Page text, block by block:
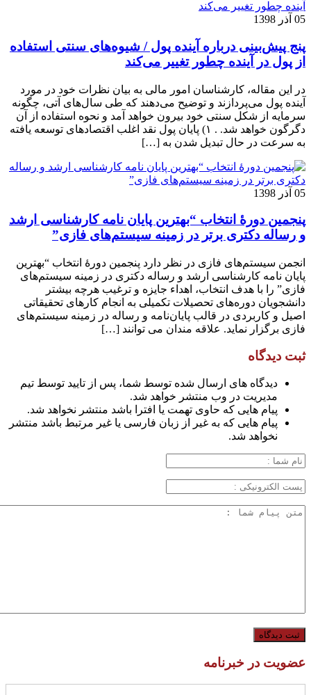
05 آذر 1398
پنج پیش‌بینی درباره آینده پول / شیوه‌های سنتی استفاده
از پول در آینده چطور تغییر می‌کند
در این مقاله، کارشناسان امور مالی به بیان نظرات خود در مورد
آینده پول می‌پردازند و توضیح می‌دهند که طی سال‌های آتی، چگونه
سرمایه از شکل سنتی خود بیرون خواهد آمد و نحوه استفاده از آن
دگرگون خواهد شد. . ۱) پایان پول نقد اغلب اقتصادهای توسعه یافته
به سرعت در حال تبدیل شدن به […]
05 آذر 1398
پنجمین دورۀ انتخاب “بهترین پایان ­نامه کارشناسی­ ارشد
و رساله دکتری برتر در زمینه سیستم‌های فازی”
انجمن سیستم‌های فازی در نظر دارد پنجمین دورۀ انتخاب “بهترین
پایان نامه کارشناسی­ ارشد و رساله دکتری در زمینه سیستم‌های
فازی” را با هدف انتخاب، اهداء جایزه و ترغیب هرچه بیشتر
دانشجویان دوره‌های تحصیلات تکمیلی به انجام کارهای تحقیقاتی
اصیل و کاربردی در قالب پایان‌نامه و رساله در زمینه سیستم‌های
فازی برگزار نماید. علاقه مندان می توانند […]
ثبت دیدگاه
دیدگاه های ارسال شده توسط شما، پس از تایید توسط تیم
مدیریت در وب منتشر خواهد شد.
پیام هایی که حاوی تهمت یا افترا باشد منتشر نخواهد شد.
پیام هایی که به غیر از زبان فارسی یا غیر مرتبط باشد منتشر
نخواهد شد.
عضویت در خبرنامه